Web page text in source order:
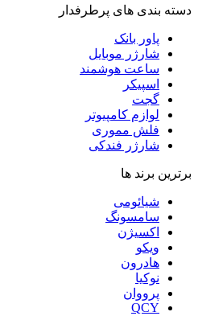
دسته بندی های پرطرفدار
پاور بانک
شارژر موبایل
ساعت هوشمند
اسپیکر
گجت
لوازم کامپیوتر
فلش مموری
شارژر فندکی
برترین برند ها
شیائومی
سامسونگ
اکسیژن
ویکو
هادرون
نوکیا
پرووان
QCY